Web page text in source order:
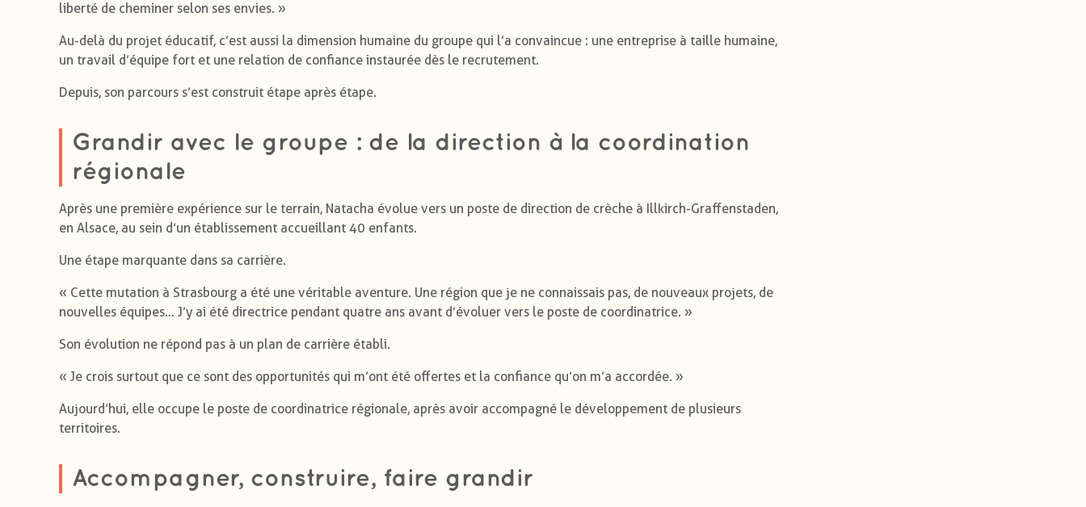
liberté de cheminer selon ses envies. »
Au-delà du projet éducatif, c’est aussi la dimension humaine du groupe qui l’a convaincue : une entreprise à taille humaine,
un travail d’équipe fort et une relation de confiance instaurée dès le recrutement.
Depuis, son parcours s’est construit étape après étape.
Grandir avec le groupe : de la direction à la coordination
régionale
Après une première expérience sur le terrain, Natacha évolue vers un poste de direction de crèche à Illkirch-Graffenstaden,
en Alsace, au sein d’un établissement accueillant 40 enfants.
Une étape marquante dans sa carrière.
« Cette mutation à Strasbourg a été une véritable aventure. Une région que je ne connaissais pas, de nouveaux projets, de
nouvelles équipes… J’y ai été directrice pendant quatre ans avant d’évoluer vers le poste de coordinatrice. »
Son évolution ne répond pas à un plan de carrière établi.
« Je crois surtout que ce sont des opportunités qui m’ont été offertes et la confiance qu’on m’a accordée. »
Aujourd’hui, elle occupe le poste de coordinatrice régionale, après avoir accompagné le développement de plusieurs
territoires.
Accompagner, construire, faire grandir